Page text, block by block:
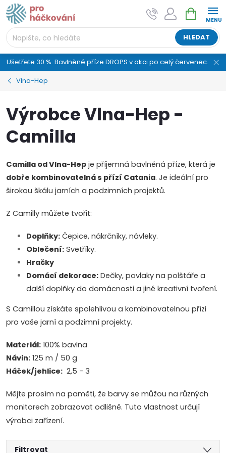
Přejít
na
obsah
HLEDAT
NÁKUPNÍ
KOŠÍK
Ušetřete 30 %. Bavlněné příze DROPS v akci po celý červenec.
Vlna-Hep
Výrobce Vlna-Hep -
Camilla
Camilla od Vlna-Hep je příjemná bavlněná příze, která je
dobře kombinovatelná s přízí Catania. Je ideální pro
širokou škálu jarních a podzimních projektů.
Z Camilly můžete tvořit:
Doplňky: Čepice, nákrčníky, návleky.
Oblečení: Svetříky.
Hračky
Domácí dekorace: Dečky, povlaky na polštáře a
další doplňky do domácnosti a jiné kreativní tvoření.
S Camillou získáte spolehlivou a kombinovatelnou přízi
pro vaše jarní a podzimní projekty.
Materiál: 100% bavlna
Návin: 125 m / 50 g
Háček/jehlice: 2,5 - 3
Mějte prosím na paměti, že barvy se můžou na různých
monitorech zobrazovat odlišně. Tuto vlastnost určují
výrobci zařízení.
Filtrovat
AI asistent "pani Klubíčková" –
ProHackovani.cz
Jsme e-shop s více než osmiletou tradicí a máme pro
vás připraveno více než 25 tisíc produktů. Vše skladem,
připravené k odeslání.